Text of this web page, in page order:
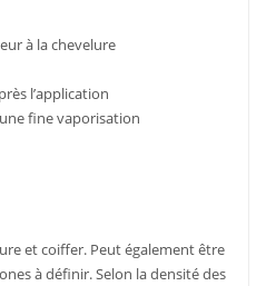
à la chevelure
l’application
fine vaporisation
et coiffer. Peut également être
à définir. Selon la densité des